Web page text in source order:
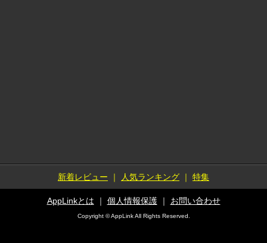
新着レビュー ｜ 人気ランキング ｜ 特集
AppLinkとは ｜ 個人情報保護｜ お問い合わせ
Copyright © AppLink All Rights Reserved.